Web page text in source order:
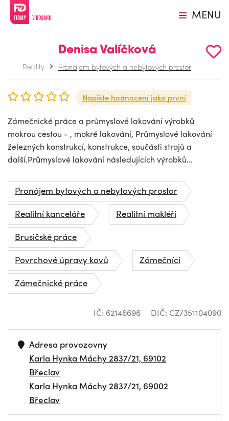
MENU
Denisa Valíčková
Reality Pronájem bytových a nebytových prostor
Napište hodnocení jako první
Zámečnické práce a průmyslové lakování výrobků
mokrou cestou - , mokré lakování, Průmyslové lakování
železných konstrukcí, konstrukce, součásti strojů a
další.Průmyslové lakování následujících výrobků...
Pronájem bytových a nebytových prostor
Realitní kanceláře
Realitní makléři
Brusičské práce
Povrchové úpravy kovů
Zámečníci
Zámečnické práce
IČ: 62146696 DIČ: CZ7351104090
Adresa provozovny
Karla Hynka Máchy 2837/21, 69102
Břeclav
Karla Hynka Máchy 2837/21, 69002
Břeclav